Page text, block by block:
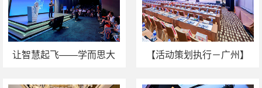
让智慧起飞——学而思大
【活动策划执行－广州】